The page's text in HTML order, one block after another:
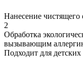
Нанесение чистящего
2
Обработка
вызывающим аллергию
Подходит для